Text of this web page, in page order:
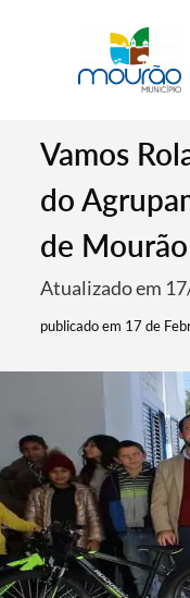
Vamos
do
de Mourão
Atualizado em
publicado em 17 de